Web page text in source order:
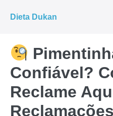
para
conteúdo
Dieta Dukan
Confiável?
Reclame